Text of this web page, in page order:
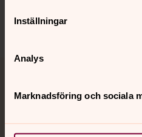
Inställningar
Analys
Marknadsföring och sociala
med en präst på kvällar och